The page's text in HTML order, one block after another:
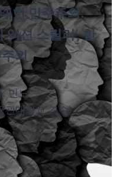
한 민주주의:
액션 스릴러’, 한
의
민노
관대학교 교수)